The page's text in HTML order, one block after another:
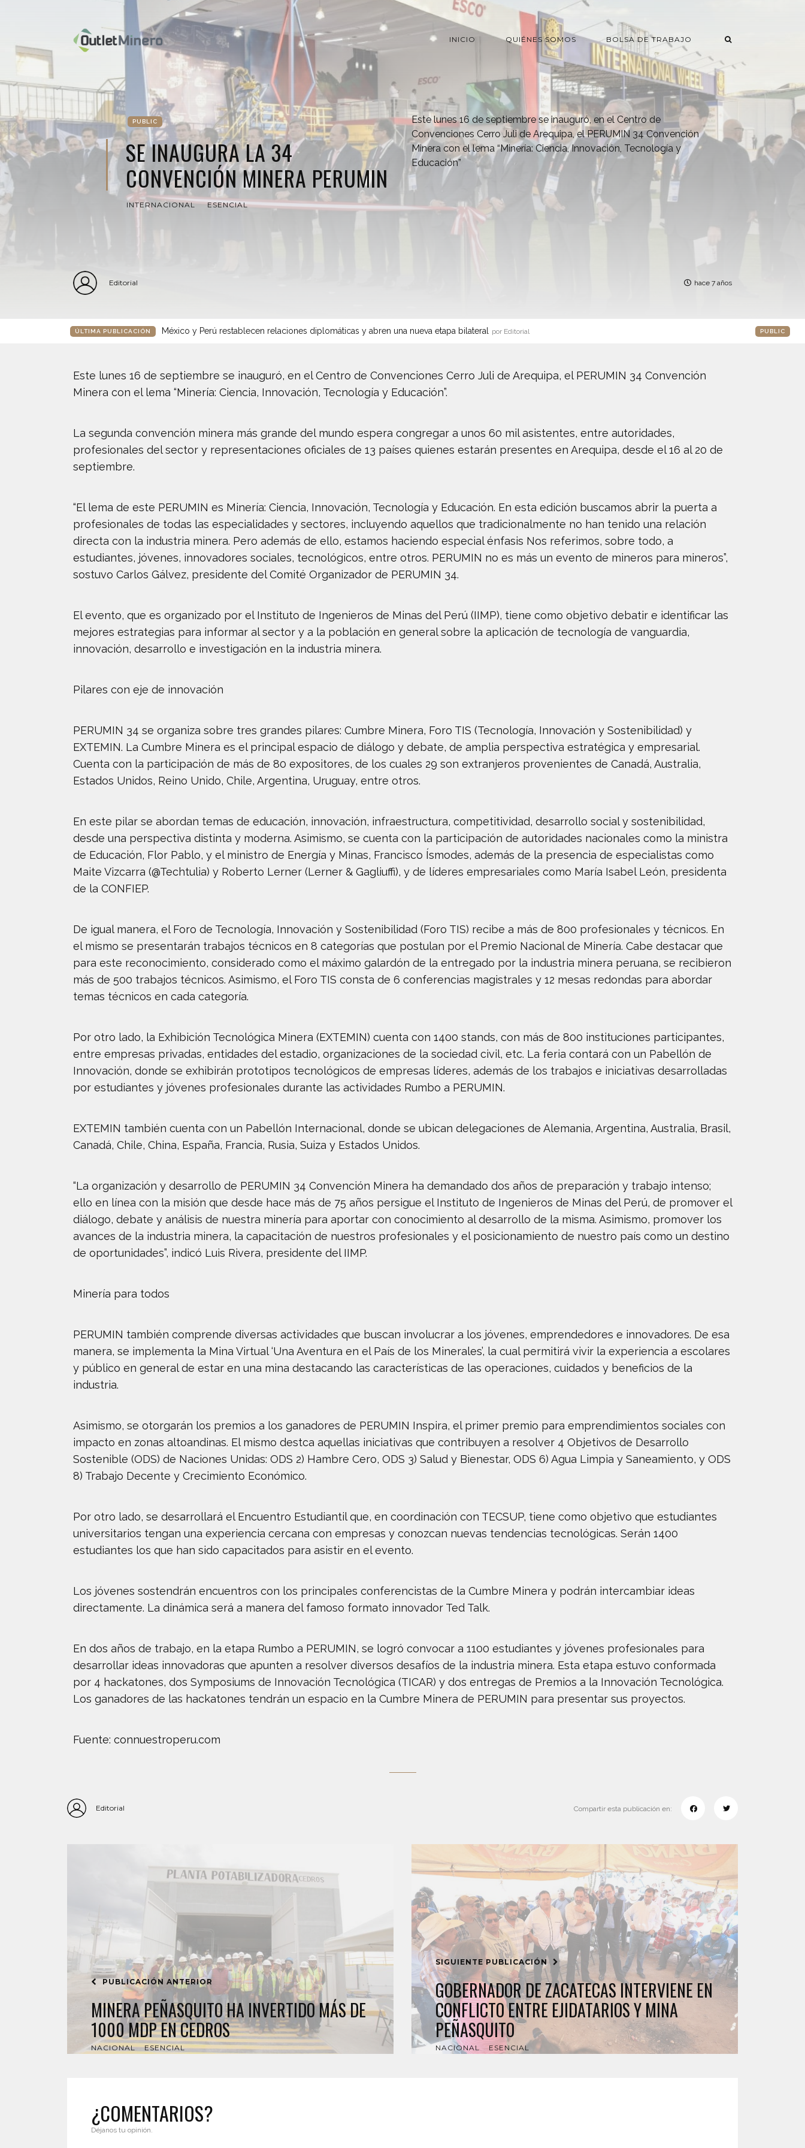
INICIO QUIÉNES SOMOS BOLSA DE TRABAJO
PUBLIC
SE INAUGURA LA 34
CONVENCIÓN MINERA PERUMIN
INTERNACIONAL ESENCIAL
Este lunes 16 de septiembre se inauguró, en el Centro de
Convenciones Cerro Juli de Arequipa, el PERUMIN 34 Convención
Minera con el lema “Minería: Ciencia, Innovación, Tecnología y
Educación”
Editorial hace 7 años
ÚLTIMA PUBLICACIÓN México y Perú restablecen relaciones diplomáticas y abren una nueva etapa bilateral por Editorial PUBLIC
Este lunes 16 de septiembre se inauguró, en el Centro de Convenciones Cerro Juli de Arequipa, el PERUMIN 34 Convención
Minera con el lema “Minería: Ciencia, Innovación, Tecnología y Educación”.
La segunda convención minera más grande del mundo espera congregar a unos 60 mil asistentes, entre autoridades,
profesionales del sector y representaciones oficiales de 13 países quienes estarán presentes en Arequipa, desde el 16 al 20 de
septiembre.
“El lema de este PERUMIN es Minería: Ciencia, Innovación, Tecnología y Educación. En esta edición buscamos abrir la puerta a
profesionales de todas las especialidades y sectores, incluyendo aquellos que tradicionalmente no han tenido una relación
directa con la industria minera. Pero además de ello, estamos haciendo especial énfasis Nos referimos, sobre todo, a
estudiantes, jóvenes, innovadores sociales, tecnológicos, entre otros. PERUMIN no es más un evento de mineros para mineros”,
sostuvo Carlos Gálvez, presidente del Comité Organizador de PERUMIN 34.
El evento, que es organizado por el Instituto de Ingenieros de Minas del Perú (IIMP), tiene como objetivo debatir e identificar las
mejores estrategias para informar al sector y a la población en general sobre la aplicación de tecnología de vanguardia,
innovación, desarrollo e investigación en la industria minera.
Pilares con eje de innovación
PERUMIN 34 se organiza sobre tres grandes pilares: Cumbre Minera, Foro TIS (Tecnología, Innovación y Sostenibilidad) y
EXTEMIN. La Cumbre Minera es el principal espacio de diálogo y debate, de amplia perspectiva estratégica y empresarial.
Cuenta con la participación de más de 80 expositores, de los cuales 29 son extranjeros provenientes de Canadá, Australia,
Estados Unidos, Reino Unido, Chile, Argentina, Uruguay, entre otros.
En este pilar se abordan temas de educación, innovación, infraestructura, competitividad, desarrollo social y sostenibilidad,
desde una perspectiva distinta y moderna. Asimismo, se cuenta con la participación de autoridades nacionales como la ministra
de Educación, Flor Pablo, y el ministro de Energía y Minas, Francisco Ísmodes, además de la presencia de especialistas como
Maite Vizcarra (@Techtulia) y Roberto Lerner (Lerner & Gagliuffi), y de líderes empresariales como María Isabel León, presidenta
de la CONFIEP.
De igual manera, el Foro de Tecnología, Innovación y Sostenibilidad (Foro TIS) recibe a más de 800 profesionales y técnicos. En
el mismo se presentarán trabajos técnicos en 8 categorías que postulan por el Premio Nacional de Minería. Cabe destacar que
para este reconocimiento, considerado como el máximo galardón de la entregado por la industria minera peruana, se recibieron
más de 500 trabajos técnicos. Asimismo, el Foro TIS consta de 6 conferencias magistrales y 12 mesas redondas para abordar
temas técnicos en cada categoría.
Por otro lado, la Exhibición Tecnológica Minera (EXTEMIN) cuenta con 1400 stands, con más de 800 instituciones participantes,
entre empresas privadas, entidades del estadio, organizaciones de la sociedad civil, etc. La feria contará con un Pabellón de
Innovación, donde se exhibirán prototipos tecnológicos de empresas líderes, además de los trabajos e iniciativas desarrolladas
por estudiantes y jóvenes profesionales durante las actividades Rumbo a PERUMIN.
EXTEMIN también cuenta con un Pabellón Internacional, donde se ubican delegaciones de Alemania, Argentina, Australia, Brasil,
Canadá, Chile, China, España, Francia, Rusia, Suiza y Estados Unidos.
“La organización y desarrollo de PERUMIN 34 Convención Minera ha demandado dos años de preparación y trabajo intenso;
ello en línea con la misión que desde hace más de 75 años persigue el Instituto de Ingenieros de Minas del Perú, de promover el
diálogo, debate y análisis de nuestra minería para aportar con conocimiento al desarrollo de la misma. Asimismo, promover los
avances de la industria minera, la capacitación de nuestros profesionales y el posicionamiento de nuestro país como un destino
de oportunidades”, indicó Luis Rivera, presidente del IIMP.
Minería para todos
PERUMIN también comprende diversas actividades que buscan involucrar a los jóvenes, emprendedores e innovadores. De esa
manera, se implementa la Mina Virtual ‘Una Aventura en el País de los Minerales’, la cual permitirá vivir la experiencia a escolares
y público en general de estar en una mina destacando las características de las operaciones, cuidados y beneficios de la
industria.
Asimismo, se otorgarán los premios a los ganadores de PERUMIN Inspira, el primer premio para emprendimientos sociales con
impacto en zonas altoandinas. El mismo destca aquellas iniciativas que contribuyen a resolver 4 Objetivos de Desarrollo
Sostenible (ODS) de Naciones Unidas: ODS 2) Hambre Cero, ODS 3) Salud y Bienestar, ODS 6) Agua Limpia y Saneamiento, y ODS
8) Trabajo Decente y Crecimiento Económico.
Por otro lado, se desarrollará el Encuentro Estudiantil que, en coordinación con TECSUP, tiene como objetivo que estudiantes
universitarios tengan una experiencia cercana con empresas y conozcan nuevas tendencias tecnológicas. Serán 1400
estudiantes los que han sido capacitados para asistir en el evento.
Los jóvenes sostendrán encuentros con los principales conferencistas de la Cumbre Minera y podrán intercambiar ideas
directamente. La dinámica será a manera del famoso formato innovador Ted Talk.
En dos años de trabajo, en la etapa Rumbo a PERUMIN, se logró convocar a 1100 estudiantes y jóvenes profesionales para
desarrollar ideas innovadoras que apunten a resolver diversos desafíos de la industria minera. Esta etapa estuvo conformada
por 4 hackatones, dos Symposiums de Innovación Tecnológica (TICAR) y dos entregas de Premios a la Innovación Tecnológica.
Los ganadores de las hackatones tendrán un espacio en la Cumbre Minera de PERUMIN para presentar sus proyectos.
Fuente: connuestroperu.com
Editorial Compartir esta publicación en:
PUBLICACIÓN ANTERIOR
MINERA PEÑASQUITO HA INVERTIDO MÁS DE
1000 MDP EN CEDROS
NACIONAL ESENCIAL
SIGUIENTE PUBLICACIÓN
GOBERNADOR DE ZACATECAS INTERVIENE EN
CONFLICTO ENTRE EJIDATARIOS Y MINA
PEÑASQUITO
NACIONAL ESENCIAL
¿COMENTARIOS?
Déjanos tu opinión.